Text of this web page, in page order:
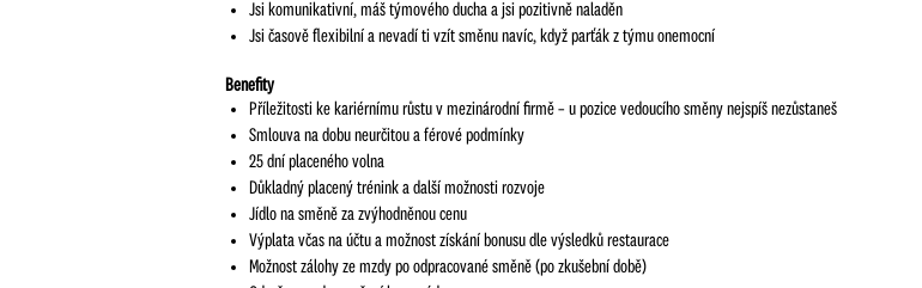
Jsi komunikativní, máš týmového ducha a jsi pozitivně naladěn
Jsi časově flexibilní a nevadí ti vzít směnu navíc, když parťák z týmu onemocní
Benefity
Příležitosti ke kariérnímu růstu v mezinárodní firmě – u pozice vedoucího směny nejspíš nezůstaneš
Smlouva na dobu neurčitou a férové podmínky
25 dní placeného volna
Důkladný placený trénink a další možnosti rozvoje
Jídlo na směně za zvýhodněnou cenu
Výplata včas na účtu a možnost získání bonusu dle výsledků restaurace
Možnost zálohy ze mzdy po odpracované směně (po zkušební době)